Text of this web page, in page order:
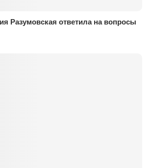
Разумовская ответила на вопросы